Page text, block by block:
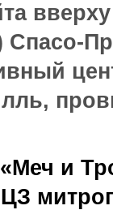
Спасо-
и